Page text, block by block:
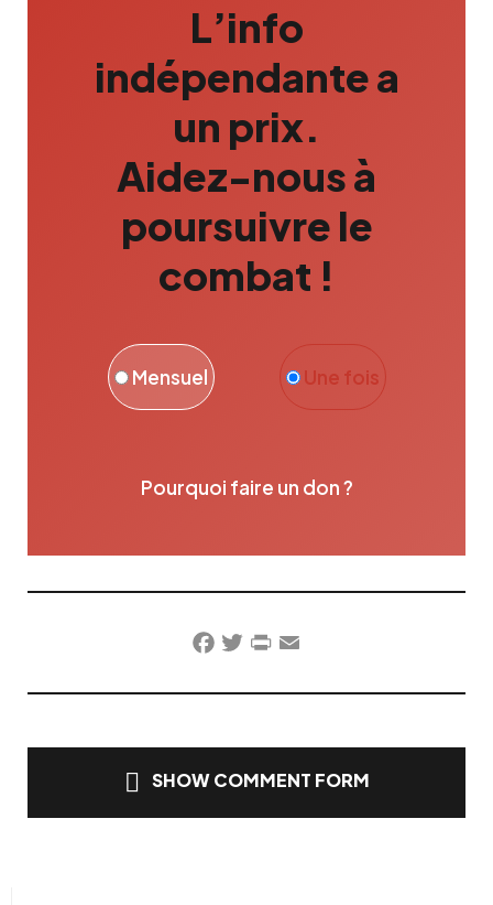
L’info
indépendante a
un prix.
Aidez-nous à
poursuivre le
combat !
Une fois
Mensuel
Pourquoi faire un don ?
Facebook
TwitterPrintFriendly
Email
SHOW COMMENT FORM